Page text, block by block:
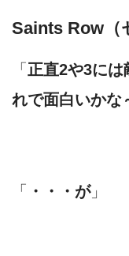
Saints Row（
「 正直2や3には
れで面白いかな
「 ・・・が」